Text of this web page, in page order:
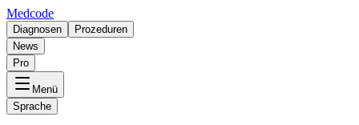
Medcode
Diagnosen
Prozeduren
News
Pro
Menü
Sprache